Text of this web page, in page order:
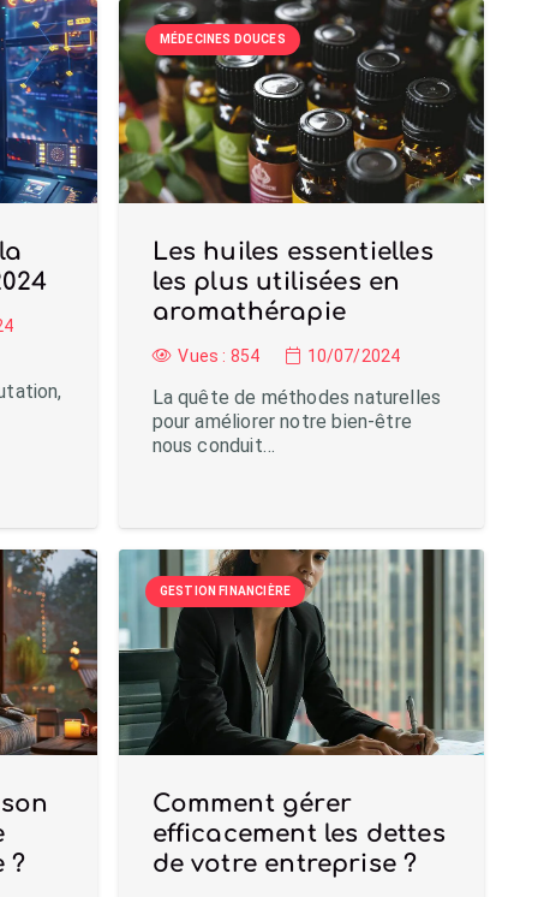
MÉDECINES DOUCES
Les huiles essentielles
les plus utilisées en
aromathérapie
Vues : 854 10/07/2024
La quête de méthodes naturelles
pour améliorer notre bien-être
nous conduit…
?
GESTION FINANCIÈRE
Comment gérer
efficacement les dettes
de votre entreprise ?